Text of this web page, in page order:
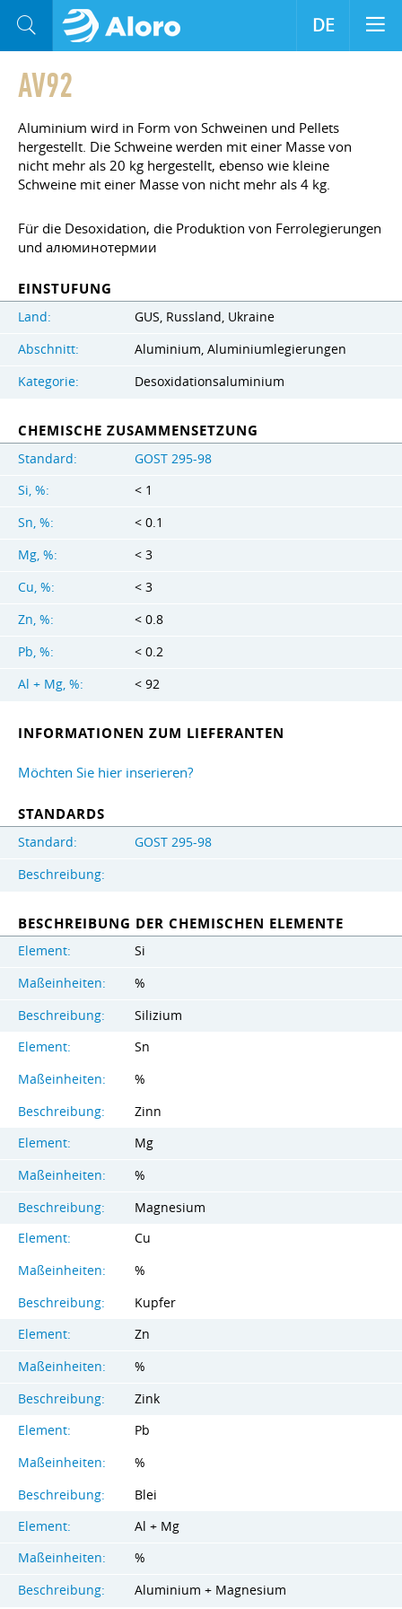
AV92
Aluminium wird in Form von Schweinen und Pellets
hergestellt. Die Schweine werden mit einer Masse von
nicht mehr als 20 kg hergestellt, ebenso wie kleine
Schweine mit einer Masse von nicht mehr als 4 kg.
Für die Desoxidation, die Produktion von Ferrolegierungen
und алюминотермии
EINSTUFUNG
Land:
GUS, Russland, Ukraine
Abschnitt:
Aluminium, Aluminiumlegierungen
Kategorie:
Desoxidationsaluminium
CHEMISCHE ZUSAMMENSETZUNG
Standard:
GOST 295-98
Si, %:
< 1
Sn, %:
< 0.1
Mg, %:
< 3
Cu, %:
< 3
Zn, %:
< 0.8
Pb, %:
< 0.2
Al + Mg, %:
< 92
INFORMATIONEN ZUM LIEFERANTEN
Möchten Sie hier inserieren?
STANDARDS
Standard:
GOST 295-98
Beschreibung:
BESCHREIBUNG DER CHEMISCHEN ELEMENTE
Element:
Si
Maßeinheiten:
%
Beschreibung:
Silizium
Element:
Sn
Maßeinheiten:
%
Beschreibung:
Zinn
Element:
Mg
Maßeinheiten:
%
Beschreibung:
Magnesium
Element:
Cu
Maßeinheiten:
%
Beschreibung:
Kupfer
Element:
Zn
Maßeinheiten:
%
Beschreibung:
Zink
Element:
Pb
Maßeinheiten:
%
Beschreibung:
Blei
Element:
Al + Mg
Maßeinheiten:
%
Beschreibung:
Aluminium + Magnesium
DE